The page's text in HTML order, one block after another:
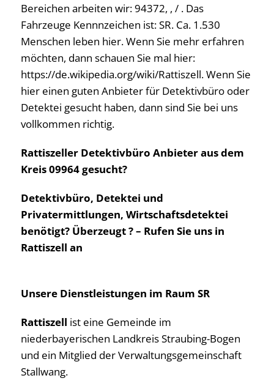
Bereichen arbeiten wir: 94372, , / . Das
Fahrzeuge Kennnzeichen ist: SR. Ca. 1.530
Menschen leben hier. Wenn Sie mehr erfahren
möchten, dann schauen Sie mal hier:
https://de.wikipedia.org/wiki/Rattiszell. Wenn Sie
hier einen guten Anbieter für Detektivbüro oder
Detektei gesucht haben, dann sind Sie bei uns
vollkommen richtig.
Rattiszeller Detektivbüro Anbieter aus dem
Kreis 09964 gesucht?
Detektivbüro, Detektei und
Privatermittlungen, Wirtschaftsdetektei
benötigt? Überzeugt ? – Rufen Sie uns in
Rattiszell an
Unsere Dienstleistungen im Raum SR
Rattiszell ist eine Gemeinde im
niederbayerischen Landkreis Straubing-Bogen
und ein Mitglied der Verwaltungsgemeinschaft
Stallwang.